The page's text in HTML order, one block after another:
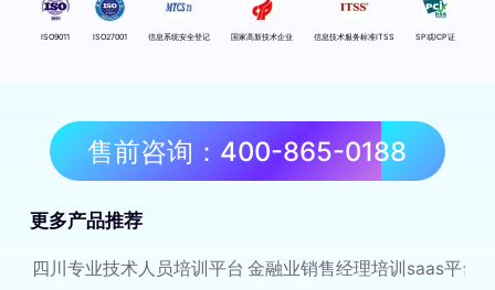
ISO9011 ISO27001 信息系统安全登记 国家高新技术企业 信息技术服务标准ITSS SP或ICP证
售前咨询：400-865-0188
更多产品推荐
四川专业技术人员培训平台 金融业销售经理培训saas平台